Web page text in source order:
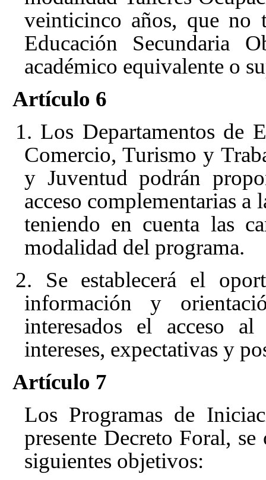
veinticinco años, que no
Educación Secundaria
académico equivalente o
Artículo 6
1. Los Departamentos de
Comercio, Turismo y
y Juventud podrán
acceso complementarias a
teniendo en cuenta las
modalidad del programa.
2. Se establecerá el
información y
interesados el acceso
intereses, expectativas y
Artículo 7
Los Programas de
presente Decreto Foral,
siguientes objetivos: